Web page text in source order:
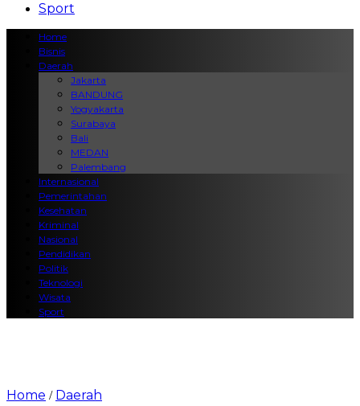
Sport
Home
Bisnis
Daerah
Jakarta
BANDUNG
Yogyakarta
Surabaya
Bali
MEDAN
Palembang
Internasional
Pemerintahan
Kesehatan
Kriminal
Nasional
Pendidikan
Politik
Teknologi
Wisata
Sport
Home / Daerah